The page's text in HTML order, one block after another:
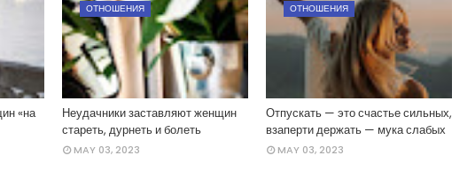
«на
ОТНОШЕНИЯ
Неудачники заставляют женщин
стареть, дурнеть и болеть
MAY 03, 2023
ОТНОШЕНИЯ
Отпускать — это счастье сильных,
взаперти держать — мука слабых
MAY 03, 2023